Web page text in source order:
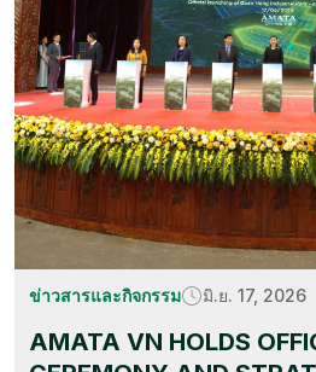
ข่าวสารและกิจกรรม มิ.ย. 17, 2026
AMATA VN HOLDS